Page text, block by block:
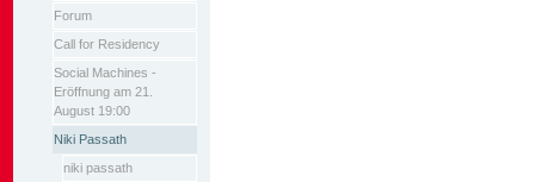
Forum
Call for Residency
Social Machines -
Eröffnung am 21.
August 19:00
Niki Passath
niki passath